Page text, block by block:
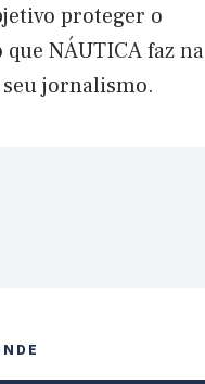
proteger o
NÁUTICA faz na
jornalismo.